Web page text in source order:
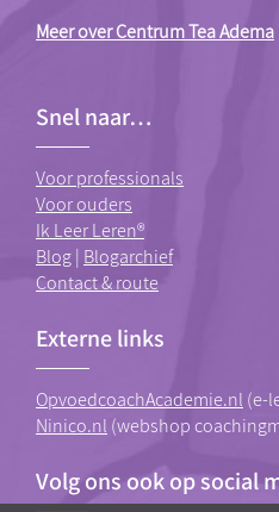
Meer over Centrum Tea Adema
Snel naar…
Voor professionals
Voor ouders
Ik Leer Leren®
Blog| Blogarchief
Contact & route
Externe links
OpvoedcoachAcademie.nl (e-
Ninico.nl (webshop
Volg ons ook op social